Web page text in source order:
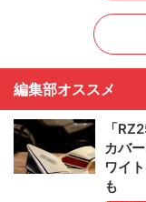
編集部オススメ
「
カバ
ワイ
も